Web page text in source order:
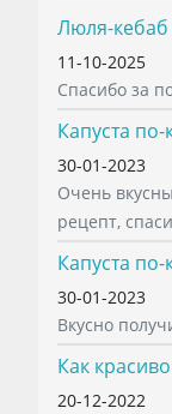
Люля-
11-10-2025
Спасибо за
Капуста
30-01-2023
Очень
рецепт,
Капуста
30-01-2023
Вкусно
Как
20-12-2022